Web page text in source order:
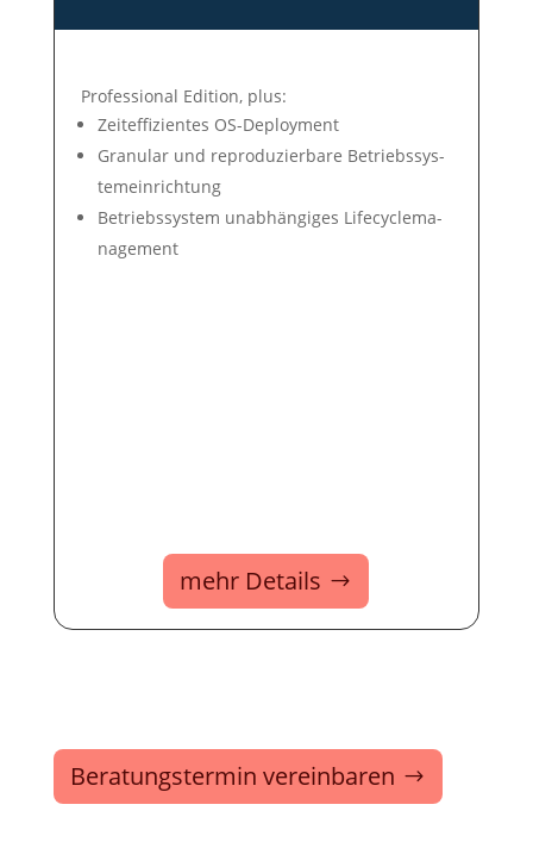
Professional Edition, plus:
Zeit­ef­fi­zien­tes OS-Deploy­ment
Gra­nu­lar und re­pro­du­zier­ba­re Be­triebs­sys­
tem­ein­rich­tung
Betriebs­system un­ab­hän­gi­ges Life­cycle­ma­
nage­ment
mehr Details
Beratungstermin vereinbaren